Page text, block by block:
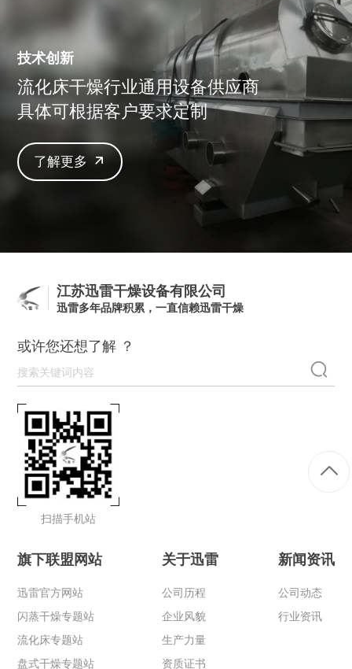
技术创新
流化床干燥行业通用设备供应商
具体可根据客户要求定制
了解更多
江苏迅雷干燥设备有限公司
迅雷多年品牌积累，一直信赖迅雷干燥
或许您还想了解 ？
扫描手机站
旗下联盟网站
迅雷官方网站
闪蒸干燥专题站
流化床专题站
盘式干燥专题站
关于迅雷
公司历程
企业风貌
生产力量
资质证书
新闻资讯
公司动态
行业资讯